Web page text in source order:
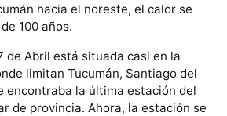
hacia el noreste, el calor se
100 años.
de Abril está situada casi en la
limitan Tucumán, Santiago del
encontraba la última estación del
de provincia. Ahora, la estación se